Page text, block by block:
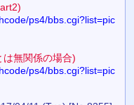
ps4/bbs.cgi?list=pic
は無関係の場合)
ps4/bbs.cgi?list=pic